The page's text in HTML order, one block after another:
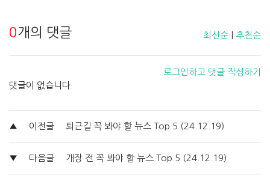
0개의 댓글 최신순 추천순
로그인하고 댓글 작성하기
댓글이 없습니다.
▲ 이전글 퇴근길 꼭 봐야 할 뉴스 Top 5 (24.12.19)
▼ 다음글 개장 전 꼭 봐야 할 뉴스 Top 5 (24.12.19)